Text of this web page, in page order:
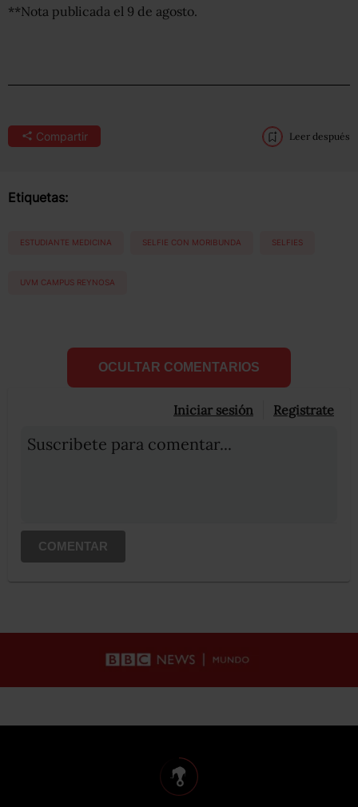
**Nota publicada el 9 de agosto.
Compartir Leer después
Etiquetas:
ESTUDIANTE MEDICINA SELFIE CON MORIBUNDA SELFIES
UVM CAMPUS REYNOSA
OCULTAR COMENTARIOS
Iniciar sesión Registrate
Suscribete para comentar...
COMENTAR